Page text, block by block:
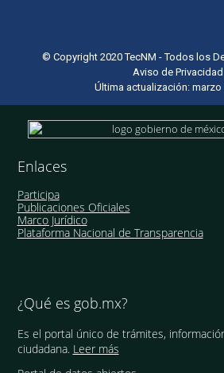
© Copyright 2020 TecNM - Todos los
Aviso de Privacidad
Última actualización: marzo
Enlaces
Participa
Publicaciones Oficiales
Marco Jurídico
Plataforma Nacional de Transparencia
¿Qué es gob.mx?
Es el portal único de trámites,
ciudadana. Leer más